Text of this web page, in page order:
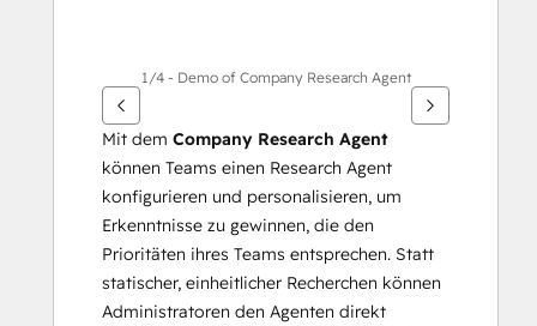
1/4 - Demo of Company Research Agent
Mit dem Company Research Agent
können Teams einen Research Agent
konfigurieren und personalisieren, um
Erkenntnisse zu gewinnen, die den
Prioritäten ihres Teams entsprechen. Statt
statischer, einheitlicher Recherchen können
Administratoren den Agenten direkt